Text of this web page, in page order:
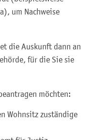
um Nachweise
die Auskunft dann an
für die Sie sie
möchten:
Wohnsitz zuständige